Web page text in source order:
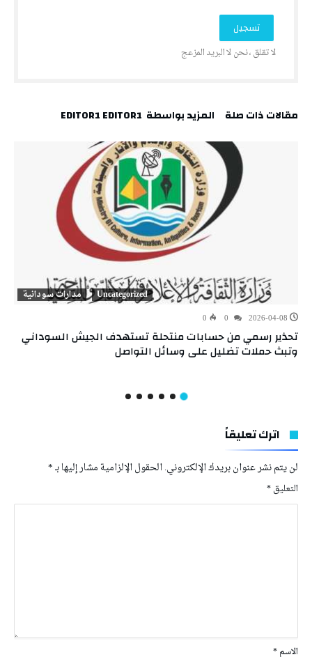
‫مقالات ذات صلة‬ ‫‫المزيد بواسطة‬ ‬ EDITOR1 EDITOR1
Uncategorized مدارات سودانية
2026-04-08
0
تحذير رسمي من حسابات منتحلة تستهدف الجيش السوداني
وتبث حملات تضليل على وسائل التواصل
اترك تعليقاً
لن يتم نشر عنوان بريدك الإلكتروني.الحقول الإلزامية مشار إليها بـ*
التعليق*
الاسم*